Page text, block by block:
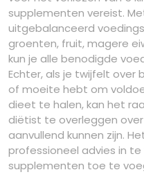
supplementen vereist.
uitgebalanceerd
groenten, fruit, magere
kun je alle benodigde
Echter, als je twijfelt
of moeite hebt om
dieet te halen, kan het
diëtist te overleggen
aanvullend kunnen zijn.
professioneel advies in
supplementen toe te